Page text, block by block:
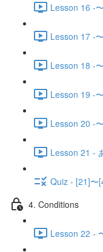
Lesson 16 -
Lesson 17 -
Lesson 18 -
Lesson 19 -
Lesson 20 -
Lesson 21 -
Quiz - [21]〜
4. Conditions
Lesson 22 -